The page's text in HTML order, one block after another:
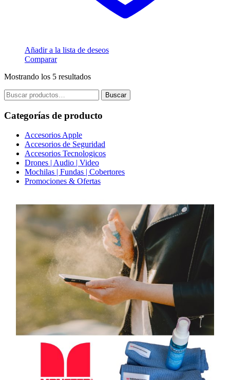
Añadir a la lista de deseos
Comparar
Mostrando los 5 resultados
Buscar
por:
Buscar
Categorías de producto
Accesorios Apple
Accesorios de Seguridad
Accesorios Tecnologicos
Drones | Audio | Video
Mochilas | Fundas | Cobertores
Promociones & Ofertas